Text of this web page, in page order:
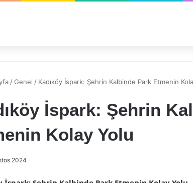
/Genel / Kadıköy İspark: Şehrin Kalbinde Park Etmenin
İspark: Şehrin
Kolay Yolu
2024